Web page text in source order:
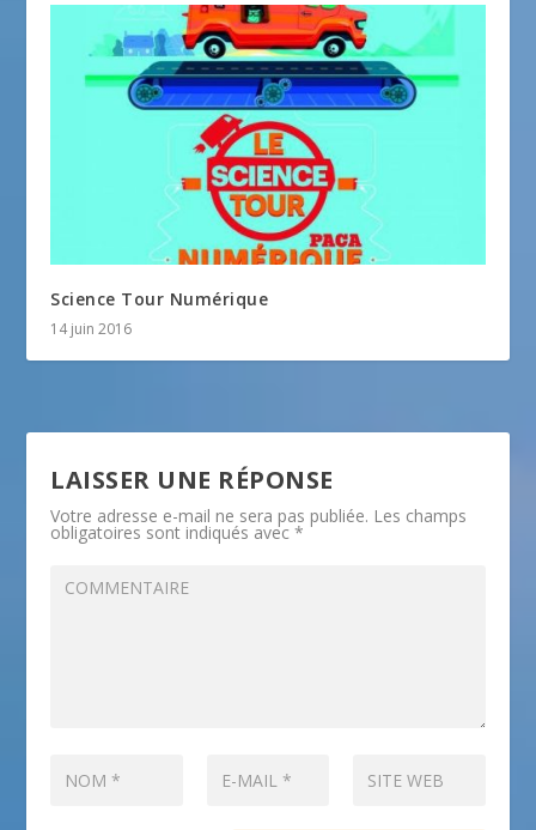
Science Tour Numérique
14 juin 2016
LAISSER UNE RÉPONSE
Votre adresse e-mail ne sera pas publiée. Les champs
obligatoires sont indiqués avec*